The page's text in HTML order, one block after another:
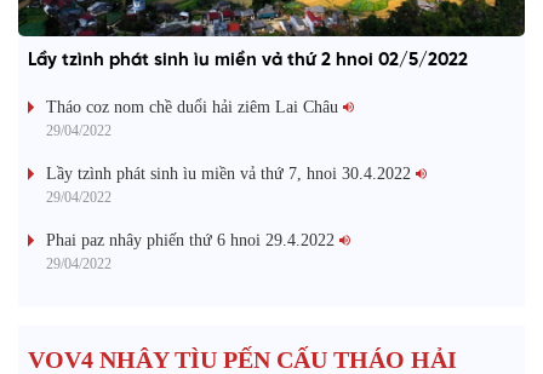
Lầy tzình phát sinh ìu miền vả thứ 2 hnoi 02/5/2022
Tháo coz nom chề duổi hải ziêm Lai Châu
29/04/2022
Lầy tzình phát sinh ìu miền vả thứ 7, hnoi 30.4.2022
29/04/2022
Phai paz nhây phiến thứ 6 hnoi 29.4.2022
29/04/2022
VOV4 NHÂY TÌU PẾN CẤU THÁO HẢI